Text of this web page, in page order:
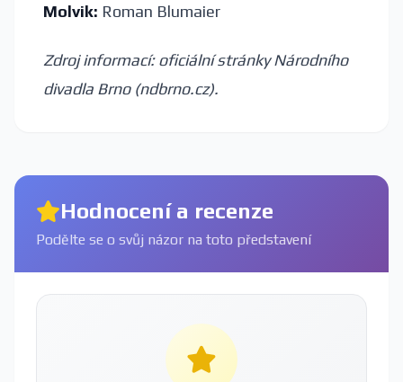
Molvik: Roman Blumaier
Zdroj informací: oficiální stránky Národního
divadla Brno (ndbrno.cz).
Hodnocení a recenze
Podělte se o svůj názor na toto představení